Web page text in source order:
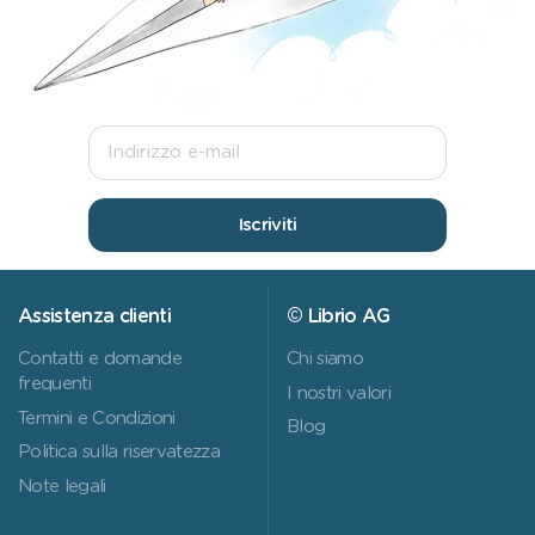
Iscriviti
Assistenza clienti
Contatti e domande
frequenti
Termini e Condizioni
Politica sulla riservatezza
Note legali
© Librio AG
Chi siamo
I nostri valori
Blog